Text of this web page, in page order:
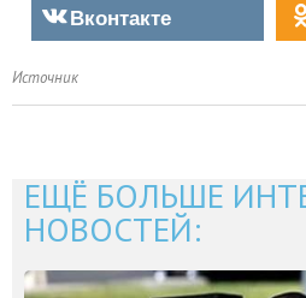
Вконтакте
Источник
ЕЩЁ БОЛЬШЕ
НОВОСТЕЙ: